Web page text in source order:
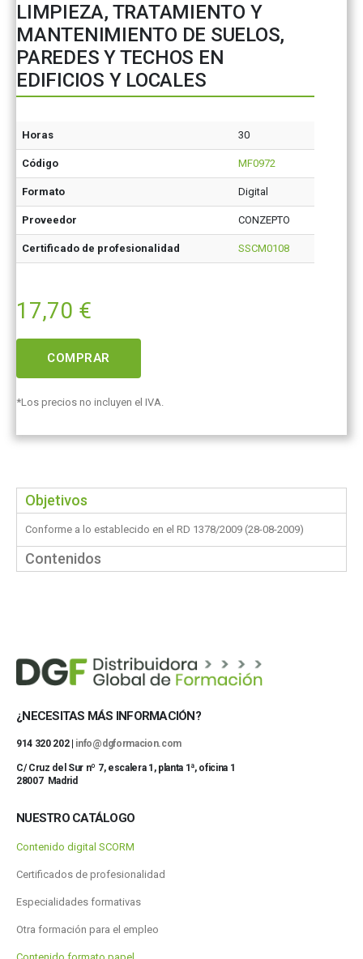
LIMPIEZA, TRATAMIENTO Y
MANTENIMIENTO DE SUELOS,
PAREDES Y TECHOS EN
EDIFICIOS Y LOCALES
Horas 30
Código MF0972
Formato Digital
Proveedor CONZEPTO
Certificado de profesionalidad SSCM0108
17,70 €
COMPRAR
*Los precios no incluyen el IVA.
Objetivos
Conforme a lo establecido en el RD 1378/2009 (28-08-2009)
Contenidos
¿NECESITAS MÁS INFORMACIÓN?
914 320 202 | info@dgformacion.com
C/ Cruz del Sur nº 7, escalera 1, planta 1ª, oficina 1
28007 Madrid
NUESTRO CATÁLOGO
Contenido digital SCORM
Certificados de profesionalidad
Especialidades formativas
Otra formación para el empleo